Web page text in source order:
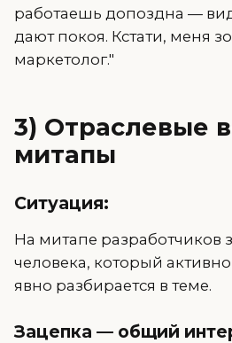
работаешь допоздна —
дают покоя. Кстати, меня
маркетолог."
3) Отраслевые
митапы
Ситуация:
На митапе разработчиков
человека, который
явно разбирается в теме.
Зацепка — общий